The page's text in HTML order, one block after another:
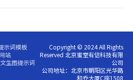
示词模板
站
文生图提示词
Copyright © 2024 All Rights
Reserved 北京蜜堂有信科技有限
公司
公司地址：北京市朝阳区光华路
和乔大厦C座1508